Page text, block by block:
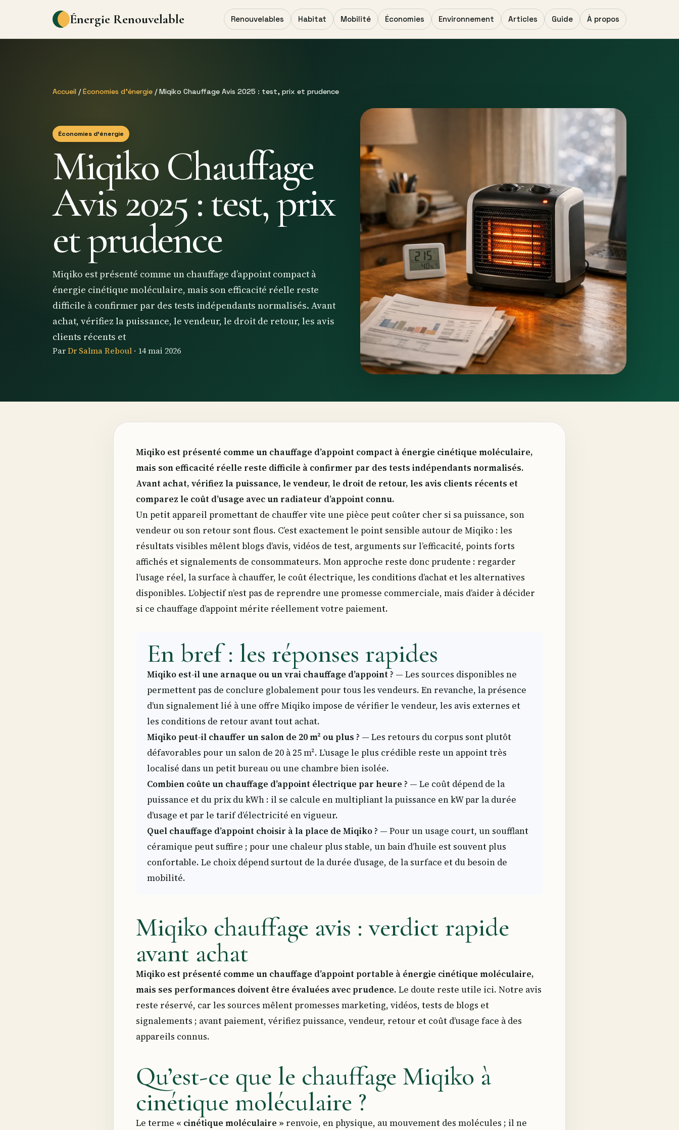
Énergie Renouvelable Renouvelables Habitat Mobilité Économies Environnement Articles Guide À propos
Accueil /Économies d’énergie / Miqiko Chauffage Avis 2025 : test, prix et prudence
Économies d’énergie
Miqiko Chauffage
Avis 2025 : test, prix
et prudence
Miqiko est présenté comme un chauffage d’appoint compact à
énergie cinétique moléculaire, mais son efficacité réelle reste
difficile à confirmer par des tests indépendants normalisés. Avant
achat, vérifiez la puissance, le vendeur, le droit de retour, les avis
clients récents et
ParDr Salma Reboul · 14 mai 2026
Miqiko est présenté comme un chauffage d’appoint compact à énergie cinétique moléculaire,
mais son efficacité réelle reste difficile à confirmer par des tests indépendants normalisés.
Avant achat, vérifiez la puissance, le vendeur, le droit de retour, les avis clients récents et
comparez le coût d’usage avec un radiateur d’appoint connu.
Un petit appareil promettant de chauffer vite une pièce peut coûter cher si sa puissance, son
vendeur ou son retour sont flous. C’est exactement le point sensible autour de Miqiko : les
résultats visibles mêlent blogs d’avis, vidéos de test, arguments sur l’efficacité, points forts
affichés et signalements de consommateurs. Mon approche reste donc prudente : regarder
l’usage réel, la surface à chauffer, le coût électrique, les conditions d’achat et les alternatives
disponibles. L’objectif n’est pas de reprendre une promesse commerciale, mais d’aider à décider
si ce chauffage d’appoint mérite réellement votre paiement.
En bref : les réponses rapides
Miqiko est-il une arnaque ou un vrai chauffage d’appoint ? — Les sources disponibles ne
permettent pas de conclure globalement pour tous les vendeurs. En revanche, la présence
d’un signalement lié à une offre Miqiko impose de vérifier le vendeur, les avis externes et
les conditions de retour avant tout achat.
Miqiko peut-il chauffer un salon de 20 m² ou plus ? — Les retours du corpus sont plutôt
défavorables pour un salon de 20 à 25 m². L’usage le plus crédible reste un appoint très
localisé dans un petit bureau ou une chambre bien isolée.
Combien coûte un chauffage d’appoint électrique par heure ? — Le coût dépend de la
puissance et du prix du kWh : il se calcule en multipliant la puissance en kW par la durée
d’usage et par le tarif d’électricité en vigueur.
Quel chauffage d’appoint choisir à la place de Miqiko ? — Pour un usage court, un soufflant
céramique peut suffire ; pour une chaleur plus stable, un bain d’huile est souvent plus
confortable. Le choix dépend surtout de la durée d’usage, de la surface et du besoin de
mobilité.
Miqiko chauffage avis : verdict rapide
avant achat
Miqiko est présenté comme un chauffage d’appoint portable à énergie cinétique moléculaire,
mais ses performances doivent être évaluées avec prudence. Le doute reste utile ici. Notre avis
reste réservé, car les sources mêlent promesses marketing, vidéos, tests de blogs et
signalements ; avant paiement, vérifiez puissance, vendeur, retour et coût d’usage face à des
appareils connus.
Qu’est-ce que le chauffage Miqiko à
cinétique moléculaire ?
Le terme « cinétique moléculaire » renvoie, en physique, au mouvement des molécules ; il ne